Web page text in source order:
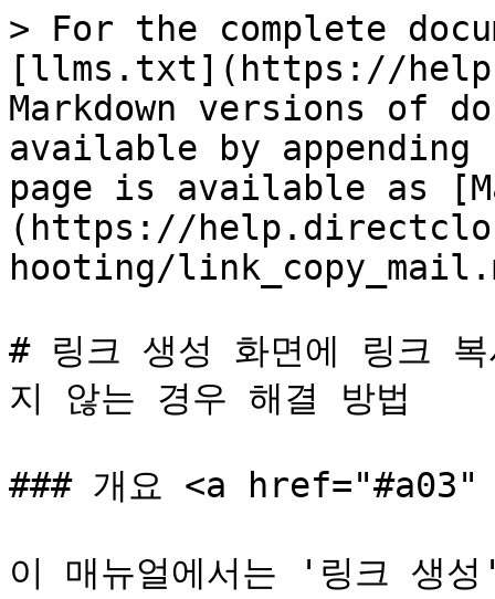
> For the complete
[llms.txt](https://
Markdown versions of
available by
page is available as
(https://
hooting/
# 링크 생성 화면에 링크
지 않는 경우 해결 방법
### 개요 <a
이 매뉴얼에서는 '링크 생